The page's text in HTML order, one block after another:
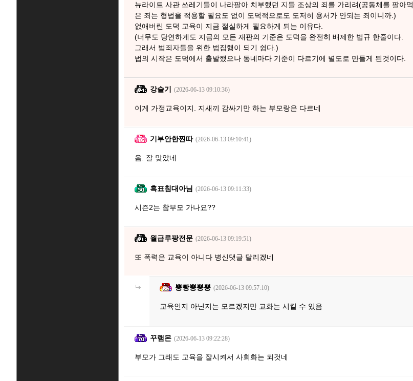
뉴라이트 사관 쓰레기들이 나라팔아 치부했던 지들 조상의 죄를 가리려(공동체를 팔아먹
은 죄는 형법을 적용할 필요도 없이 도덕적으로도 도저히 용서가 안되는 죄이니까.)
없애버린 도덕 교육이 지금 절실하게 필요하게 되는 이유다.
(너무도 당연하게도 지금의 모든 재판의 기준은 도덕을 완전히 배제한 법규 한줄이다.
그래서 범죄자들을 위한 법집행이 되기 쉽다.)
법의 시작은 도덕에서 출발했으나 동네마다 기준이 다르기에 별도로 만들게 된것이다.
강슬기 (2026-06-13 09:10:36)
이게 가정교육이지. 지새끼 감싸기만 하는 부모랑은 다르네
기부안한찐따 (2026-06-13 09:10:41)
음. 잘 맞았네
흑표침대아님 (2026-06-13 09:11:33)
시즌2는 참부모 가나요??
월급루팡전문 (2026-06-13 09:19:51)
또 폭력은 교육이 아니다 병신댓글 달리겠네
뿡빵뿡뿡뿡 (2026-06-13 09:57:10)
교육인지 아닌지는 모르겠지만 교화는 시킬 수 있음
꾸램몬 (2026-06-13 09:22:28)
부모가 그래도 교육을 잘시켜서 사회화는 되것네